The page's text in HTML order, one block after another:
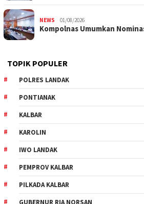
NEWS 01/08/2026
Kompolnas Umumkan
TOPIK POPULER
POLRES LANDAK
PONTIANAK
KALBAR
KAROLIN
IWO LANDAK
PEMPROV KALBAR
PILKADA KALBAR